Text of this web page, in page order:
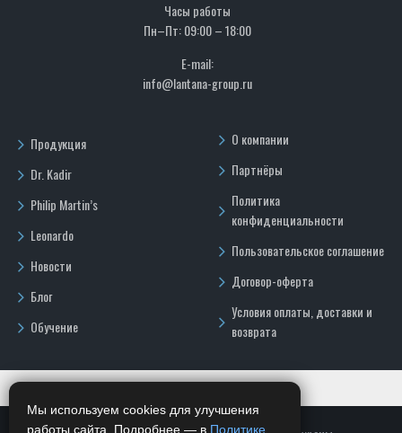
Часы работы
Пн–Пт: 09:00 – 18:00
E-mail:
info@lantana-group.ru
Продукция
Dr. Kadir
Philip Martin’s
Leonardo
Новости
Блог
Обучение
О компании
Партнёры
Политика
конфиденциальности
Пользовательское соглашение
Договор-оферта
Условия оплаты, доставки и
возврата
Мы используем cookies для улучшения
работы сайта. Подробнее — в Политике